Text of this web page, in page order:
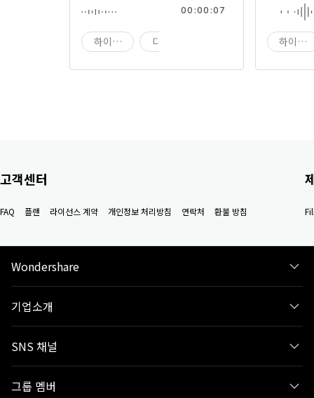
하이테크 디지 테크
00:00:07
하이테
고객센터
FAQ 플랜 라이선스 계약 개인정보 처리방침 연락처 환불 방침
Wondershare
기업소개
SNS 채널
그룹 멤버